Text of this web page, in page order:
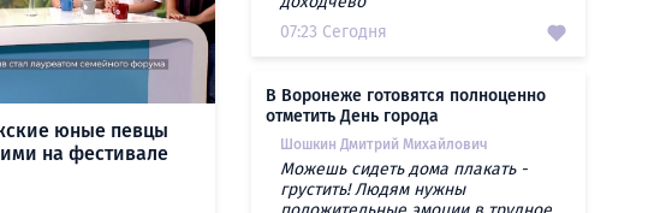
юные певцы
на фестивале
07:23 Сегодня
В Воронеже готовятся полноценно
отметить День города
Шошкин Дмитрий Михайлович
Можешь сидеть дома плакать -
грустить! Людям нужны